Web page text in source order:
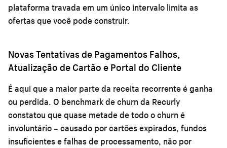
plataforma travada em um único intervalo limita as
ofertas que você pode construir.
Novas Tentativas de Pagamentos Falhos,
Atualização de Cartão e Portal do Cliente
É aqui que a maior parte da receita recorrente é ganha
ou perdida. O benchmark de churn da Recurly
constatou que quase metade de todo o churn é
involuntário – causado por cartões expirados, fundos
insuficientes e falhas de processamento, não por